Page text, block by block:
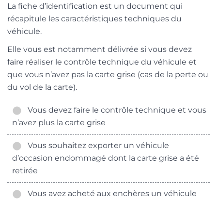
La fiche d’identification est un document qui
récapitule les caractéristiques techniques du
véhicule.
Elle vous est notamment délivrée si vous devez
faire réaliser le contrôle technique du véhicule et
que vous n’avez pas la carte grise (cas de la perte ou
du vol de la carte).
Vous devez faire le contrôle technique et vous
n’avez plus la carte grise
Vous souhaitez exporter un véhicule
d’occasion endommagé dont la carte grise a été
retirée
Vous avez acheté aux enchères un véhicule